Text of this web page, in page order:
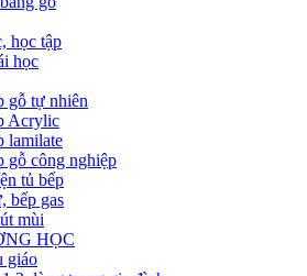
học tập
học
gỗ tự nhiên
Acrylic
lamilate
gỗ công nghiệp
tủ bếp
bếp gas
mùi
HỌC
giáo